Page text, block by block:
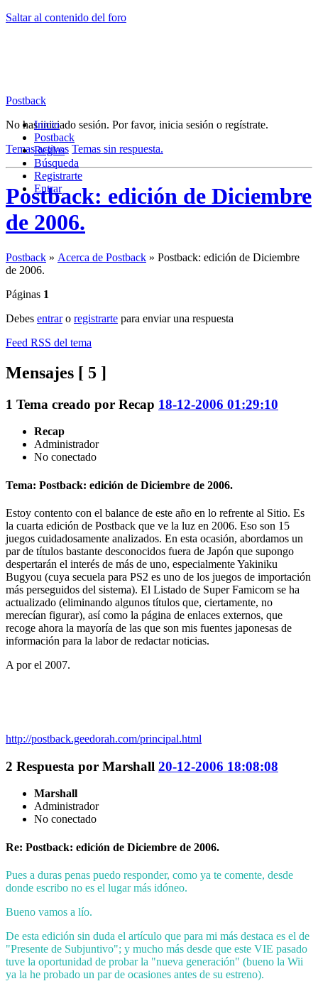
Saltar al contenido del foro
Postback
Inicio
Postback
Reglas
Búsqueda
Registrarte
Entrar
No has iniciado sesión. Por favor, inicia sesión o regístrate.
Temas activos Temas sin respuesta.
Postback: edición de Diciembre
de 2006.
Postback » Acerca de Postback » Postback: edición de Diciembre
de 2006.
Páginas 1
Debes entraro registrarte para enviar una respuesta
Feed RSS del tema
Mensajes [ 5 ]
1 Tema creado por Recap 18-12-2006 01:29:10
Recap
Administrador
No conectado
Tema: Postback: edición de Diciembre de 2006.
Estoy contento con el balance de este año en lo refrente al Sitio. Es
la cuarta edición de Postback que ve la luz en 2006. Eso son 15
juegos cuidadosamente analizados. En esta ocasión, abordamos un
par de títulos bastante desconocidos fuera de Japón que supongo
despertarán el interés de más de uno, especialmente Yakiniku
Bugyou (cuya secuela para PS2 es uno de los juegos de importación
más perseguidos del sistema). El Listado de Super Famicom se ha
actualizado (eliminando algunos títulos que, ciertamente, no
merecían figurar), así como la página de enlaces externos, que
recoge ahora la mayoría de las que son mis fuentes japonesas de
información para la labor de redactar noticias.
A por el 2007.
http://postback.geedorah.com/principal.html
2 Respuesta por Marshall 20-12-2006 18:08:08
Marshall
Administrador
No conectado
Re: Postback: edición de Diciembre de 2006.
Pues a duras penas puedo responder, como ya te comente, desde
donde escribo no es el lugar más idóneo.
Bueno vamos a lío.
De esta edición sin duda el artículo que para mi más destaca es el de
"Presente de Subjuntivo"; y mucho más desde que este VIE pasado
tuve la oportunidad de probar la "nueva generación" (bueno la Wii
ya la he probado un par de ocasiones antes de su estreno).